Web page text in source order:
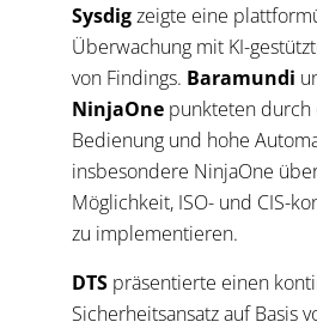
Sysdigzeigte eine
Überwachung mit KI-
von Findings. Baramundi
NinjaOnepunkteten durch
Bedienung und hohe
insbesondere NinjaOne
Möglichkeit, ISO- und CIS-
zu implementieren.
DTSpräsentierte einen
Sicherheitsansatz auf Basis